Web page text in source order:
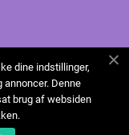
dine indstillinger,
Denne
brug af websiden